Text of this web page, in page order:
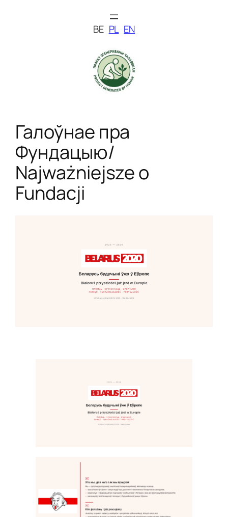
BE PL EN
Галоўнае пра
Фундацыю/
Najważniejsze o
Fundacji